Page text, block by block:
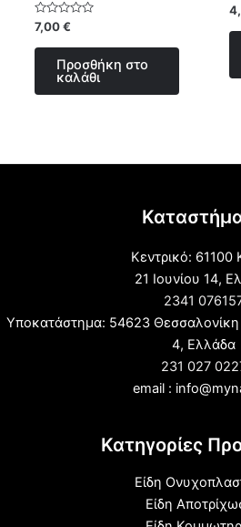
Βαθμολογήθηκε
με
0
7,00€
Προσθήκη στο
καλάθι
με
0
Κεντρικό: 61100
21 Ιουνίου 14,
2341
Υποκατάστημα: 54623 Θεσσαλονίκη
4, Ελλάδα
231 027
email :
Κατηγορίες
Είδη
Είδη